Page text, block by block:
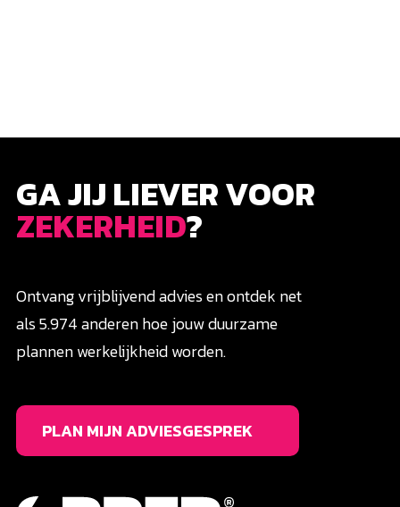
GA JIJ LIEVER VOOR
ZEKERHEID?
Ontvang vrijblijvend advies en ontdek net
als 5.974 anderen hoe jouw duurzame
plannen werkelijkheid worden.
PLAN MIJN ADVIESGESPREK